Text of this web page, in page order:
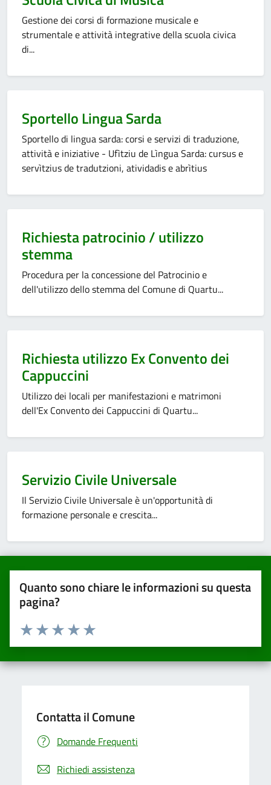
Gestione dei corsi di formazione musicale e
strumentale e attività integrative della scuola civica
di...
Categoria:
Sportello Lingua Sarda
Sportello di lingua sarda: corsi e servizi di traduzione,
attività e iniziative - Ufìtziu de Lìngua Sarda: cursus e
servìtzius de tradutzioni, atividadis e abrìtius
Categoria:
Richiesta patrocinio / utilizzo
stemma
Procedura per la concessione del Patrocinio e
dell'utilizzo dello stemma del Comune di Quartu...
Categoria:
Richiesta utilizzo Ex Convento dei
Cappuccini
Utilizzo dei locali per manifestazioni e matrimoni
dell'Ex Convento dei Cappuccini di Quartu...
Categoria:
Servizio Civile Universale
Il Servizio Civile Universale è un'opportunità di
formazione personale e crescita...
Quanto sono chiare le informazioni su questa
pagina?
Valuta da 1 a 5 stelle la pagina
Valuta 5 stelle su 5
Valuta 4 stelle su 5
Valuta 3 stelle su 5
Valuta 2 stelle su 5
Valuta una stella su 5
Contatta il Comune
Domande Frequenti
Richiedi assistenza